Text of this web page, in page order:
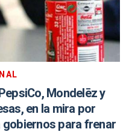
Mondelēz y
en la mira por
gobiernos para frenar